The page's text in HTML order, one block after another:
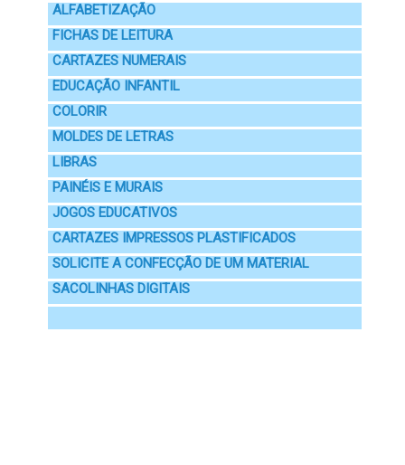
ALFABETIZAÇÃO
FICHAS DE LEITURA
CARTAZES NUMERAIS
EDUCAÇÃO INFANTIL
COLORIR
MOLDES DE LETRAS
LIBRAS
PAINÉIS E MURAIS
JOGOS EDUCATIVOS
CARTAZES IMPRESSOS PLASTIFICADOS
SOLICITE A CONFECÇÃO DE UM MATERIAL
SACOLINHAS DIGITAIS